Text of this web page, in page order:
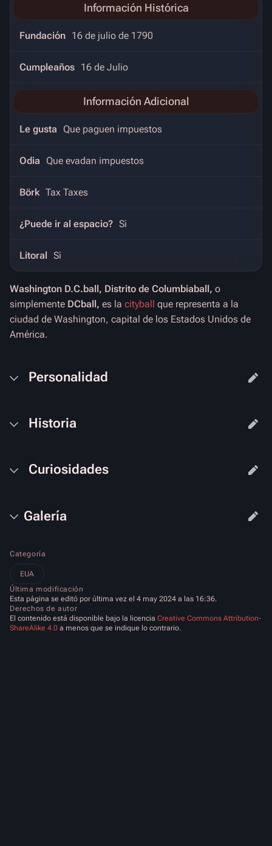
Información Histórica
Fundación 16 de julio de 1790
Cumpleaños 16 de Julio
Información Adicional
Le gusta Que paguen impuestos
Odia Que evadan impuestos
Börk Tax Taxes
¿Puede ir al espacio? Si
Litoral Si
Washington D.C.ball, Distrito de Columbiaball, o
simplemente DCball, es la cityball que representa a la
ciudad de Washington, capital de los Estados Unidos de
América.
Personalidad
Historia
Curiosidades
Galería
Categoría
EUA
Última modificación
Esta página se editó por última vez el 4 may 2024 a las 16:36.
Derechos de autor
El contenido está disponible bajo la licencia Creative Commons Attribution-
ShareAlike 4.0 a menos que se indique lo contrario.